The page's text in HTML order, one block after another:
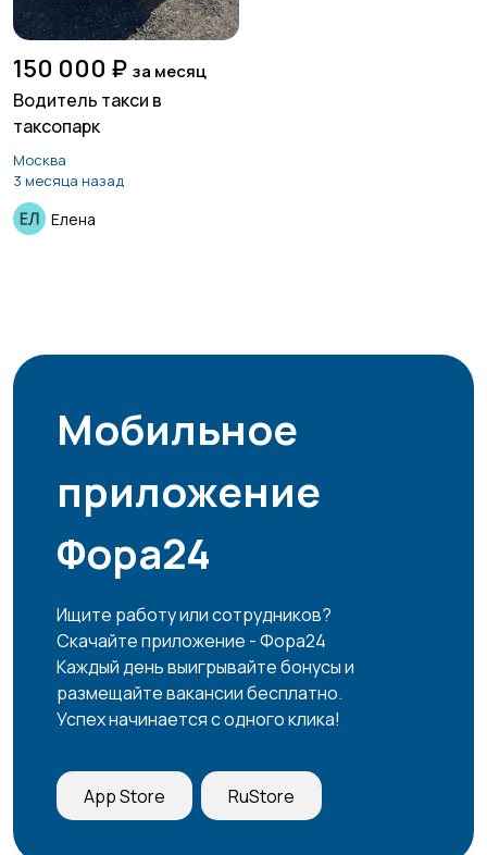
150 000 ₽ за месяц
Водитель такси в
таксопарк
Москва
3 месяца назад
Елена
Мобильное
приложение
Фора24
Ищите работу или сотрудников?
Скачайте приложение - Фора24
Каждый день выигрывайте бонусы и
размещайте вакансии бесплатно.
Успех начинается с одного клика!
App Store RuStore